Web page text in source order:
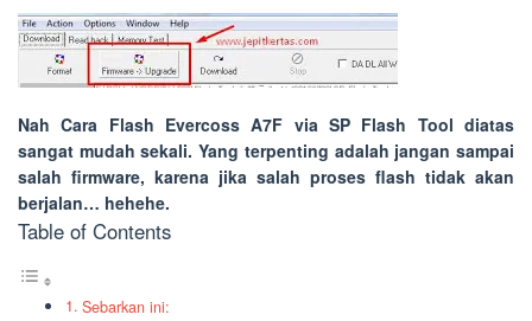
Nah Cara Flash Evercoss A7F via SP Flash Tool diatas
sangat mudah sekali. Yang terpenting adalah jangan sampai
salah firmware, karena jika salah proses flash tidak akan
berjalan… hehehe.
Table of Contents
Sebarkan ini: